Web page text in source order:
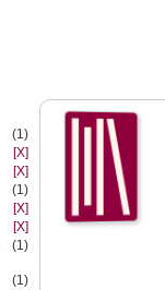
(1)
[X]
[X]
(1)
[X]
[X]
(1)
(1)